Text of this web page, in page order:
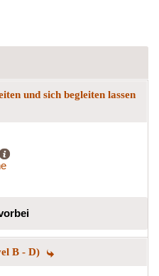
und sich begleiten lassen
B - D)